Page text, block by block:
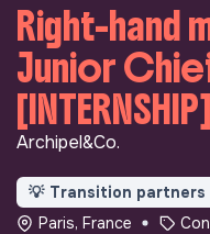
Right-hand
Junior
Archipel&Co.
💡 Transition partners
Paris, France